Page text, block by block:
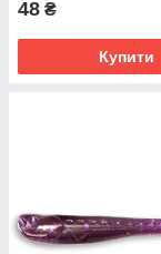
48 ₴
Купити